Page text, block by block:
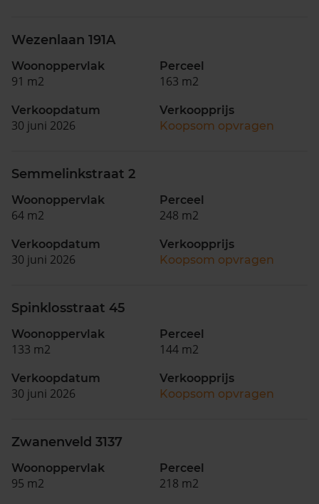
Wezenlaan 191A
Woonoppervlak
91 m2
Perceel
163 m2
Verkoopdatum
30 juni 2026
Verkoopprijs
Koopsom opvragen
Semmelinkstraat 2
Woonoppervlak
64 m2
Perceel
248 m2
Verkoopdatum
30 juni 2026
Verkoopprijs
Koopsom opvragen
Spinklosstraat 45
Woonoppervlak
133 m2
Perceel
144 m2
Verkoopdatum
30 juni 2026
Verkoopprijs
Koopsom opvragen
Zwanenveld 3137
Woonoppervlak
95 m2
Perceel
218 m2